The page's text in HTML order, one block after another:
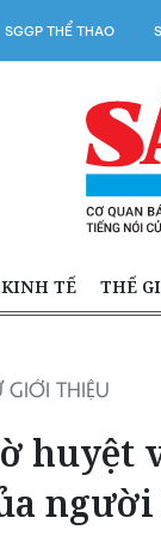
SGGP THỂ THAO
KINH TẾ THẾ
GIỚI THIỆU
huyệt